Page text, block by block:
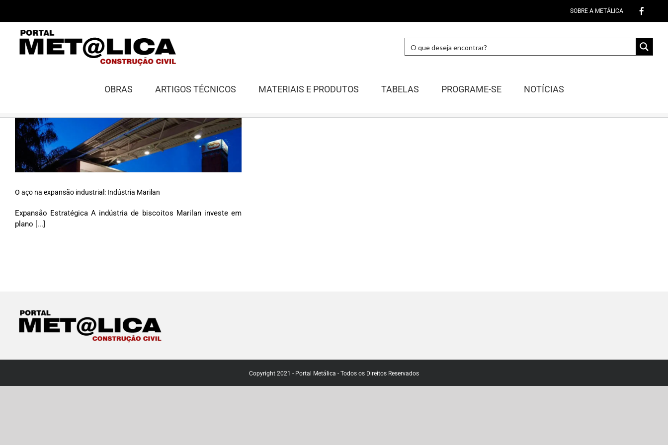
conteúdo
SOBRE A METÁLICA
OBRAS ARTIGOS TÉCNICOS MATERIAIS E PRODUTOS TABELAS PROGRAME-SE NOTÍCIAS
O aço na expansão industrial: Indústria Marilan
Expansão Estratégica A indústria de biscoitos Marilan investe em
plano [...]
Copyright 2021 - Portal Metálica - Todos os Direitos Reservados